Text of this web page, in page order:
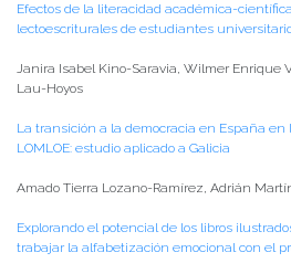
Efectos de la literacidad académica-
lectoescriturales de estudiantes
Janira Isabel Kino-Saravia, Wilmer Enrique
Lau-Hoyos
La transición a la democracia en España en
LOMLOE: estudio aplicado a Galicia
Amado Tierra Lozano-Ramírez, Adrián
Explorando el potencial de los libros
trabajar la alfabetización emocional con el